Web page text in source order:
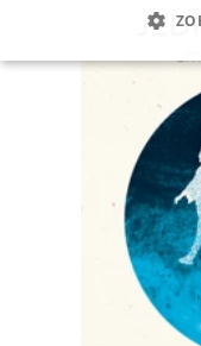
NEZBYTNÉ
Nezbytné
Nezbytně nutné soubory
stránek, jako je přihlášení
bez nezbytně nutných